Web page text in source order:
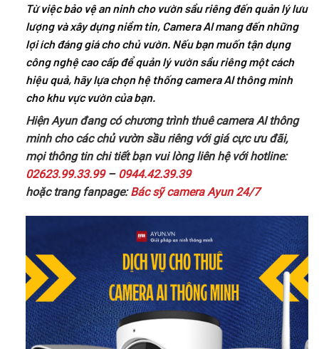
Từ việc bảo vệ an ninh cho vườn sầu riêng đến quản lý lưu
lượng và xây dựng niềm tin, Camera AI mang đến những
lợi ích đáng giá cho chủ vườn. Nếu bạn muốn tận dụng
công nghệ cao cấp để quản lý vườn sầu riêng một cách
hiệu quả, hãy lựa chọn hệ thống camera AI thông minh
cho khu vực vườn của bạn.
Hiện Ayun đang có chương trình thuê camera AI thông
minh cho các chủ vườn sầu riêng với giá cực ưu đãi,
mọi thông tin chi tiết bạn vui lòng liên hệ với hotline:
02623.99.33.99– 0944.42.39.39
hoặc trang fanpage:Bác sỹ camera Ayun 24/7